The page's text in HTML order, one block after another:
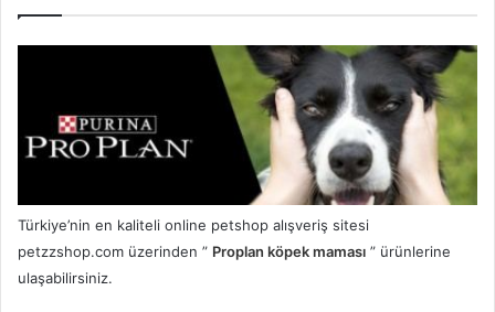
Türkiye’nin en kaliteli online petshop alışveriş sitesi
petzzshop.com üzerinden ” Proplan köpek maması ” ürünlerine
ulaşabilirsiniz.